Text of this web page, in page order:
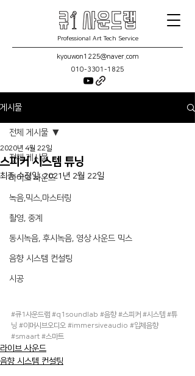
Professional Art Tech Service
kyouwon1225@naver.com
010-3301-1825
게시물
전체 게시물
라이브 사운드
녹음,믹스,마스터링
촬영, 중계
동시녹음, 후시녹음, 영상 사운드 믹스
음향 시스템 컨설팅
시공
전체 게시물
스피커 시스템 튜닝
2020년 4월 22일
최종 수정일:2021년 2월 22일
#큐1사운드랩 #q1soundlab #음향 #스피커 #시스템 #튜
닝 #이머시브오디오 #immersiveaudio #입체음향
#smaart #스마트
라이브 사운드
음향 시스템 컨설팅